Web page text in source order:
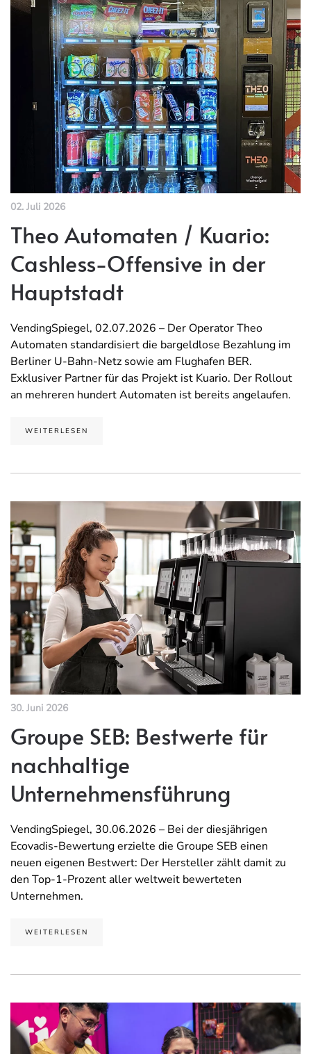
02. Juli 2026
Theo Automaten / Kuario:
Cashless-Offensive in der
Hauptstadt
VendingSpiegel, 02.07.2026 – Der Operator Theo
Automaten standardisiert die bargeldlose Bezahlung im
Berliner U-Bahn-Netz sowie am Flughafen BER.
Exklusiver Partner für das Projekt ist Kuario. Der Rollout
an mehreren hundert Automaten ist bereits angelaufen.
WEITERLESEN
30. Juni 2026
Groupe SEB: Bestwerte für
nachhaltige
Unternehmensführung
VendingSpiegel, 30.06.2026 – Bei der diesjährigen
Ecovadis-Bewertung erzielte die Groupe SEB einen
neuen eigenen Bestwert: Der Hersteller zählt damit zu
den Top-1-Prozent aller weltweit bewerteten
Unternehmen.
WEITERLESEN